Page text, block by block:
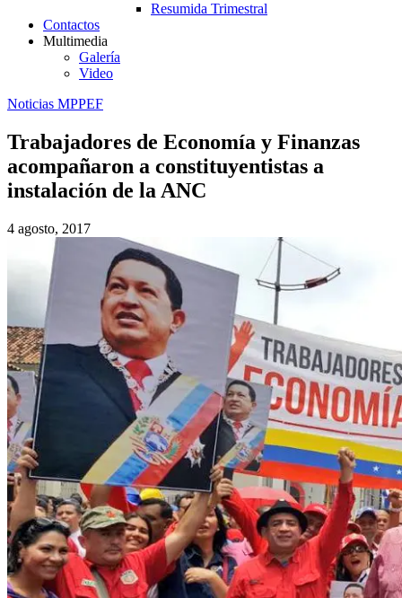
Resumida Trimestral
Contactos
Multimedia
Galería
Video
Noticias MPPEF
Trabajadores de Economía y Finanzas
acompañaron a constituyentistas a
instalación de la ANC
4 agosto, 2017